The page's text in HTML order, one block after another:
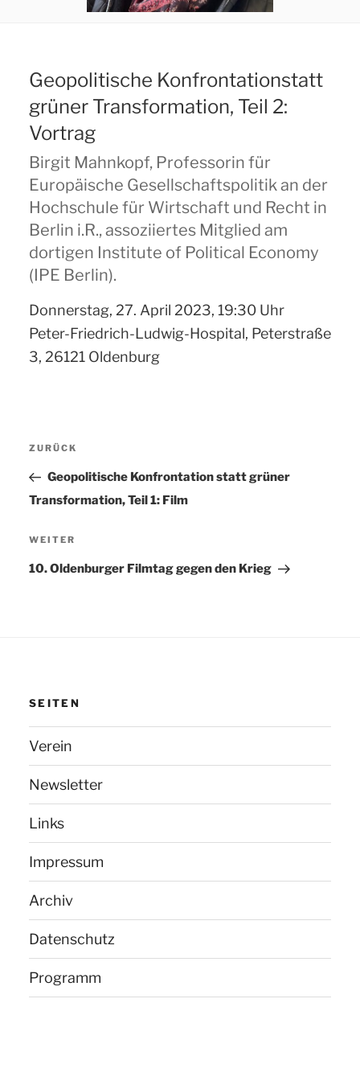
Geopolitische Konfrontationstatt
grüner Transformation, Teil 2:
Vortrag
Birgit Mahnkopf, Professorin für
Europäische Gesellschaftspolitik an der
Hochschule für Wirtschaft und Recht in
Berlin i.R., assoziiertes Mitglied am
dortigen Institute of Political Economy
(IPE Berlin).
Donnerstag, 27. April 2023, 19:30 Uhr
Peter-Friedrich-Ludwig-Hospital, Peterstraße
3, 26121 Oldenburg
Vorheriger
Beitrag
ZURÜCK
Geopolitische Konfrontation statt grüner
Transformation, Teil 1: Film
Nächster
Beitrag
WEITER
10. Oldenburger Filmtag gegen den Krieg
SEITEN
Verein
Newsletter
Links
Impressum
Archiv
Datenschutz
Programm